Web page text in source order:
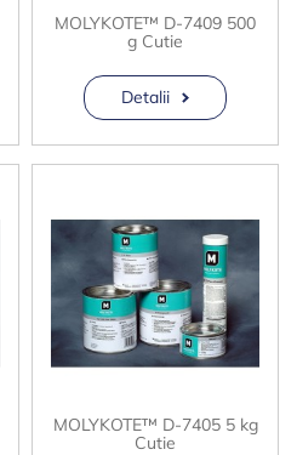
MOLYKOTE™ D-7409 500
g Cutie
Detalii
MOLYKOTE™ D-7405 5 kg
Cutie